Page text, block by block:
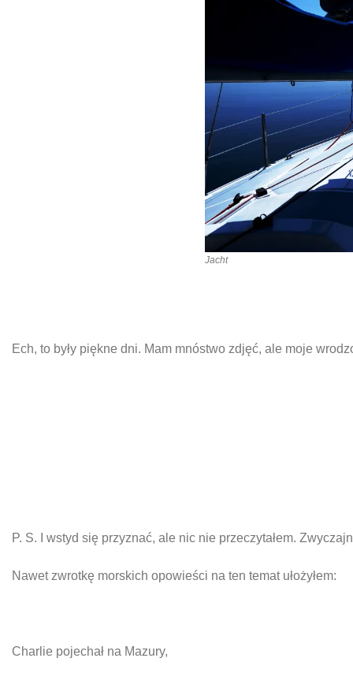
Jacht
Ech, to były piękne dni. Mam mnóstwo zdjęć, ale moje
P. S. I wstyd się przyznać, ale nic nie przeczytałem.
Nawet zwrotkę morskich opowieści na ten temat ułożyłem:
Charlie pojechał na Mazury,